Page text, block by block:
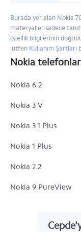
Burada yer alan Nokia
materyaller sadece
özellik bilgilerinin
lütfen Kullanım Şartları
Nokia
Nokia 6.2
Nokia 3 V
Nokia 3.1 Plus
Nokia 1 Plus
Nokia 2.2
Nokia 9 PureView